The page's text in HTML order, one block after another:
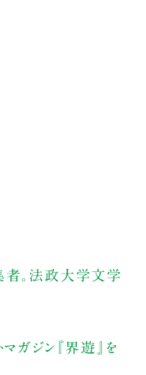
者。法政大学文学
ガジン『界遊』を